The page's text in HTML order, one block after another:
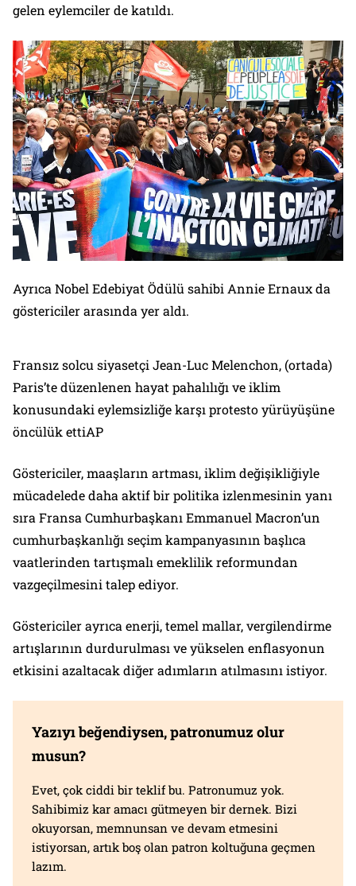
gelen eylemciler de katıldı.
Ayrıca Nobel Edebiyat Ödülü sahibi Annie Ernaux da
göstericiler arasında yer aldı.
Fransız solcu siyasetçi Jean-Luc Melenchon, (ortada)
Paris’te düzenlenen hayat pahalılığı ve iklim
konusundaki eylemsizliğe karşı protesto yürüyüşüne
öncülük ettiAP
Göstericiler, maaşların artması, iklim değişikliğiyle
mücadelede daha aktif bir politika izlenmesinin yanı
sıra Fransa Cumhurbaşkanı Emmanuel Macron’un
cumhurbaşkanlığı seçim kampanyasının başlıca
vaatlerinden tartışmalı emeklilik reformundan
vazgeçilmesini talep ediyor.
Göstericiler ayrıca enerji, temel mallar, vergilendirme
artışlarının durdurulması ve yükselen enflasyonun
etkisini azaltacak diğer adımların atılmasını istiyor.
Yazıyı beğendiysen, patronumuz olur
musun?
Evet, çok ciddi bir teklif bu. Patronumuz yok.
Sahibimiz kar amacı gütmeyen bir dernek. Bizi
okuyorsan, memnunsan ve devam etmesini
istiyorsan, artık boş olan patron koltuğuna geçmen
lazım.